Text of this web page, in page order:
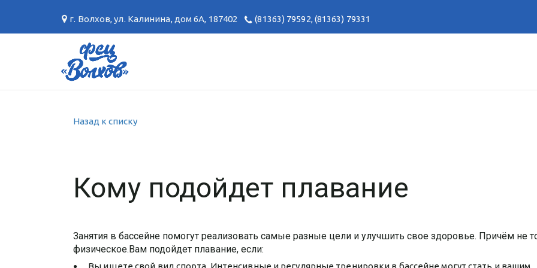
г. Волхов,ул. Калинина, дом 6А, 187402 (81363) 79592,(81363) 79331
Назад к списку
Кому подойдет плавание
Занятия в бассейне помогут реализовать самые разные цели и улучшить свое здоровье. Причём не
физическое.Вам подойдет плавание, если:
Вы ищете свой вид спорта. Интенсивные и регулярные тренировки в бассейне могут стать и вашим